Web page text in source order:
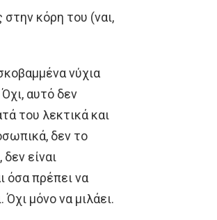
κόρη του (ναι,
νύχια
αυτό δεν
του λεκτικά και
δεν το
είναι
όσα πρέπει να
μόνο να μιλάει.